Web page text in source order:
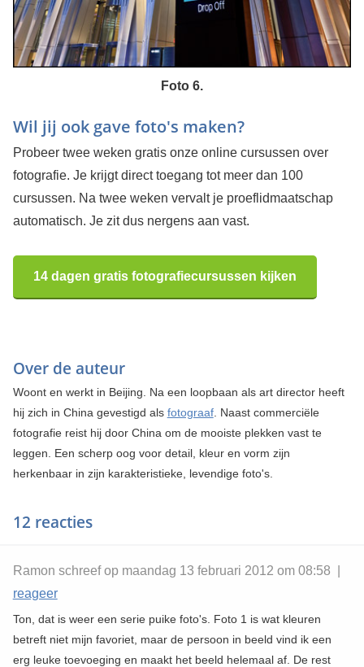
Foto 6.
Wil jij ook gave foto's maken?
Probeer twee weken gratis onze online cursussen over
fotografie. Je krijgt direct toegang tot meer dan 100
cursussen. Na twee weken vervalt je proeflidmaatschap
automatisch. Je zit dus nergens aan vast.
14 dagen gratis fotografiecursussen kijken
Over de auteur
Woont en werkt in Beijing. Na een loopbaan als art director heeft
hij zich in China gevestigd als fotograaf. Naast commerciële
fotografie reist hij door China om de mooiste plekken vast te
leggen. Een scherp oog voor detail, kleur en vorm zijn
herkenbaar in zijn karakteristieke, levendige foto's.
12 reacties
Ramon schreef op maandag 13 februari 2012 om 08:58 |
reageer
Ton, dat is weer een serie puike foto's. Foto 1 is wat kleuren
betreft niet mijn favoriet, maar de persoon in beeld vind ik een
erg leuke toevoeging en maakt het beeld helemaal af. De rest